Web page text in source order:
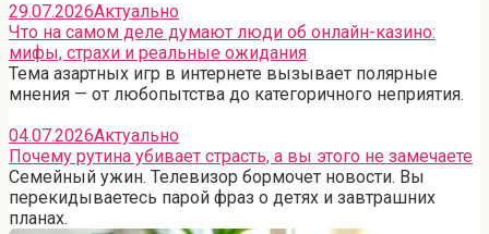
29.07.2026Актуально
Что на самом деле думают люди об онлайн-казино:
мифы, страхи и реальные ожидания
Тема азартных игр в интернете вызывает полярные
мнения — от любопытства до категоричного неприятия.
04.07.2026Актуально
Почему рутина убивает страсть, а вы этого не замечаете
Семейный ужин. Телевизор бормочет новости. Вы
перекидываетесь парой фраз о детях и завтрашних
планах.